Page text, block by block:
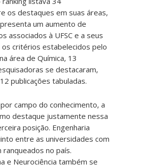
os destaques em suas áreas,
um aumento de
associados à UFSC e a seus
critérios estabelecidos pelo
área de Química, 13
se destacaram,
publicações tabuladas.
campo do conhecimento, a
destaque justamente nessa
posição. Engenharia
entre as universidades com
no país.
e Neurociência também se